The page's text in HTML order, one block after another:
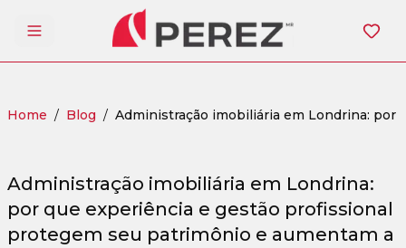
Abrir menu
Home / Blog / Administração imobiliária em Londrina:
Administração imobiliária em Londrina:
por que experiência e gestão profissional
protegem seu patrimônio e aumentam a